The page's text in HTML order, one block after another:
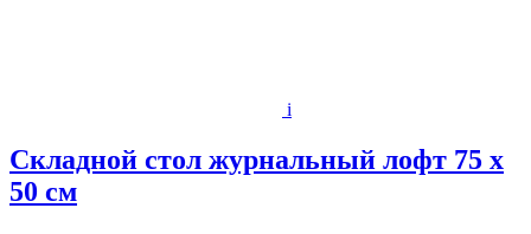
i
Складной стол журнальный лофт 75 х
50 см